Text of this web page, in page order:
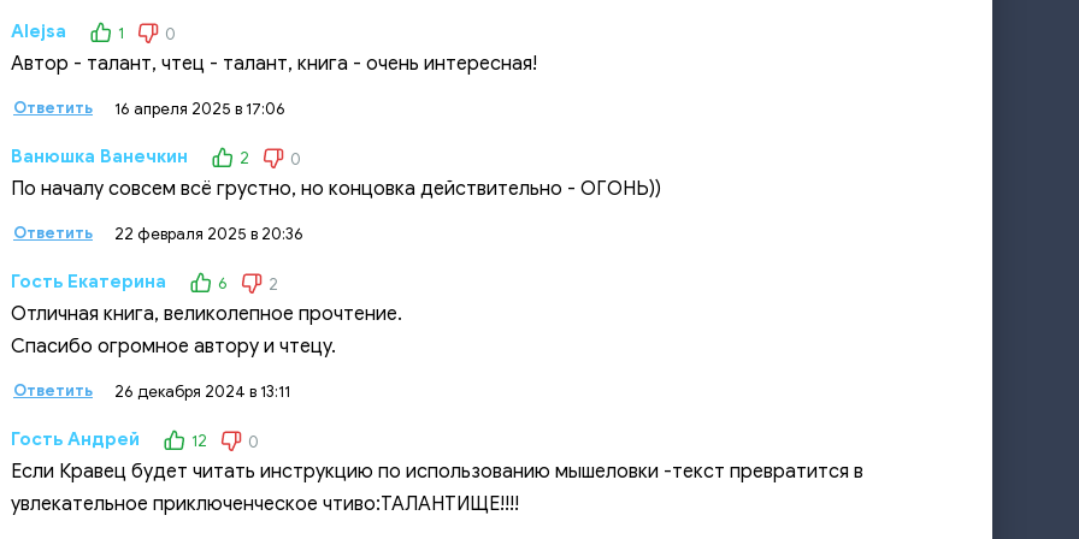
Alejsa 1 0
Автор - талант, чтец - талант, книга - очень интересная!
Ответить 16 апреля 2025 в 17:06
Ванюшка Ванечкин 2 0
По началу совсем всё грустно, но концовка действительно - ОГОНЬ))
Ответить 22 февраля 2025 в 20:36
Гость Екатерина 6 2
Отличная книга, великолепное прочтение.
Спасибо огромное автору и чтецу.
Ответить 26 декабря 2024 в 13:11
Гость Андрей 12 0
Если Кравец будет читать инструкцию по использованию мышеловки -текст превратится в
увлекательное приключенческое чтиво:ТАЛАНТИЩЕ!!!!